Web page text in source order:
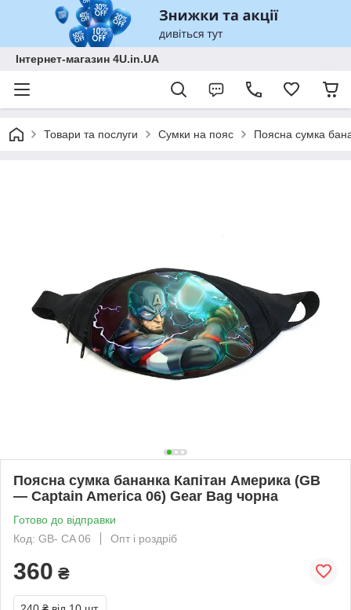
Інтернет-магазин 4U.in.UA
Товари та послуги Сумки на пояс Поясна сумка
Поясна сумка бананка Капітан Америка (GB
— Captain America 06) Gear Bag чорна
Готово до відправки
Код: GB- CA 06
Опт і роздріб
360 ₴